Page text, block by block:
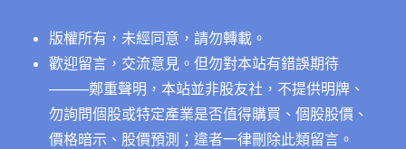
版權所有，未經同意，請勿轉載。
歡迎留言，交流意見。但勿對本站有錯誤期待
────鄭重聲明，本站並非股友社，不提供明牌、
勿詢問個股或特定產業是否值得購買、個股股價、
價格暗示、股價預測；違者一律刪除此類留言。